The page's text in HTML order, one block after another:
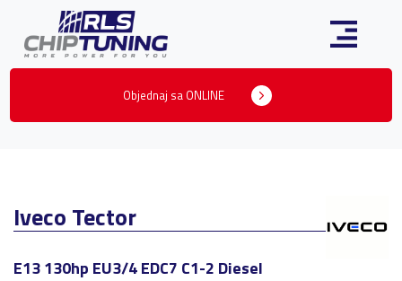
Objednaj sa ONLINE
Iveco Tector
E13 130hp EU3/4 EDC7 C1-2 Diesel